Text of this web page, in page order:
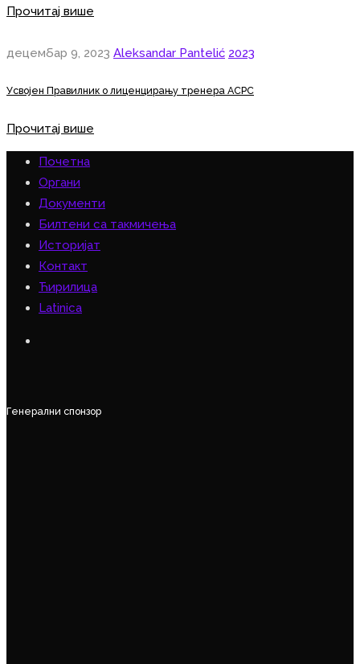
Прочитај више
децембар 9, 2023 Aleksandar Pantelić 2023
Усвојен Правилник о лиценцирању тренера АСРС
Прочитај више
Почетна
Органи
Документи
Билтени са такмичења
Историјат
Контакт
Ћирилица
Latinica
Генерални спонзор